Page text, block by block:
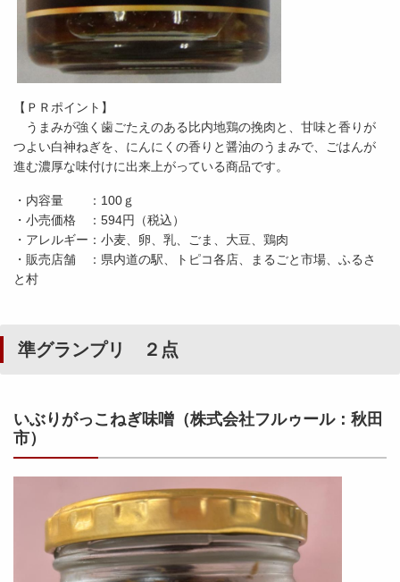
【ＰＲポイント】
うまみが強く歯ごたえのある比内地鶏の挽肉と、甘味と香りが
つよい白神ねぎを、にんにくの香りと醤油のうまみで、ごはんが
進む濃厚な味付けに出来上がっている商品です。
・内容量 ：100ｇ
・小売価格 ：594円（税込）
・アレルギー：小麦、卵、乳、ごま、大豆、鶏肉
・販売店舗 ：県内道の駅、トピコ各店、まるごと市場、ふるさ
と村
準グランプリ ２点
いぶりがっこねぎ味噌（株式会社フルゥール：秋田
市）